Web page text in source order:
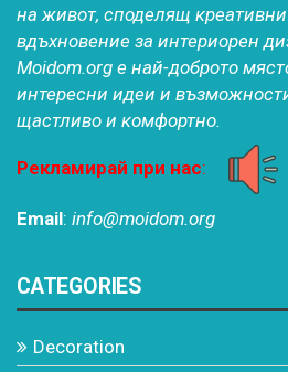
на живот, споделящ
вдъхновение за интериорен
Moidom.org е най-доброто
интересни идеи и
щастливо и комфортно.
Рекламирай при нас:
Email: info@moidom.org
CATEGORIES
Decoration